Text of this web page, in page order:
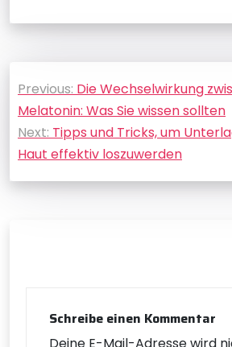
Beitragsnavigation
Previous: Die Wechselwirkung
Melatonin: Was Sie wissen sollten
Next: Tipps und Tricks, um
Haut effektiv loszuwerden
Schreibe einen Kommentar